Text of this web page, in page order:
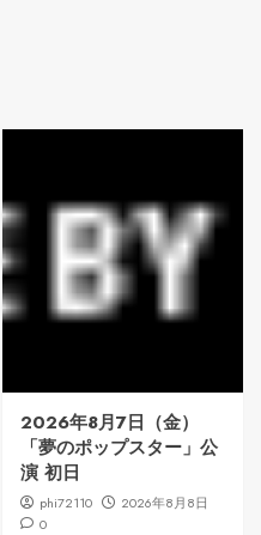
2026年8月7日（金）
「夢のポップスター」公
演 初日
phi72110
2026年8月8日
0